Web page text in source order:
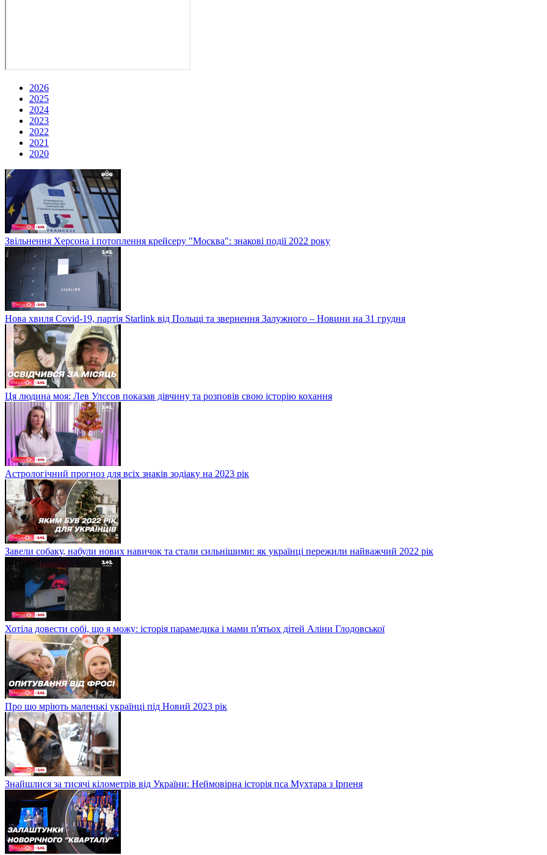
2026
2025
2024
2023
2022
2021
2020
Звільнення Херсона і потоплення крейсеру "Москва": знакові події 2022 року
Нова хвиля Covid-19, партія Starlink від Польщі та звернення Залужного – Новини на 31 грудня
Ця людина моя: Лев Улєсов показав дівчину та розповів свою історію кохання
Астрологічний прогноз для всіх знаків зодіаку на 2023 рік
Завели собаку, набули нових навичок та стали сильнішими: як українці пережили найважчий 2022 рік
Хотіла довести собі, що я можу: історія парамедика і мами п'ятьох дітей Аліни Глодовської
Про що мріють маленькі українці під Новий 2023 рік
Знайшлися за тисячі кілометрів від України: Неймовірна історія пса Мухтара з Ірпеня